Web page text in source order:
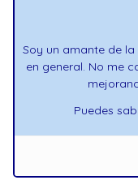
Soy un amante de
en general. No me
Puedes